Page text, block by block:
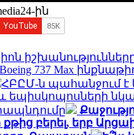
ին
737 Max
ՀԲԸՄ-ն պահանջում է
եպիսկոպոսների
բերել, երբ